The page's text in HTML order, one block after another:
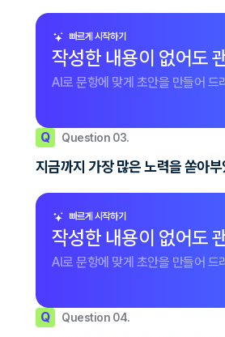
빠르게 시작하기
작성한 내용이 없어도
AI로 문항에 맞게 초안을 만들어 드
Q Question 03.
지금까지 가장 많은 노력을 쏟아
빠르게 시작하기
작성한 내용이 없어도
AI로 문항에 맞게 초안을 만들어 드
Q Question 04.